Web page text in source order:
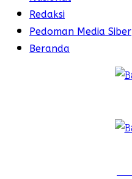
Redaksi
Pedoman Media Siber
Beranda